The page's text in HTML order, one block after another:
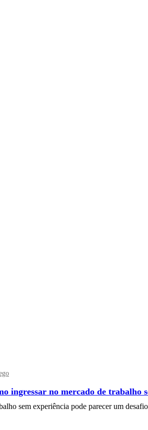
ingressar no mercado de trabalho
sem experiência pode parecer um